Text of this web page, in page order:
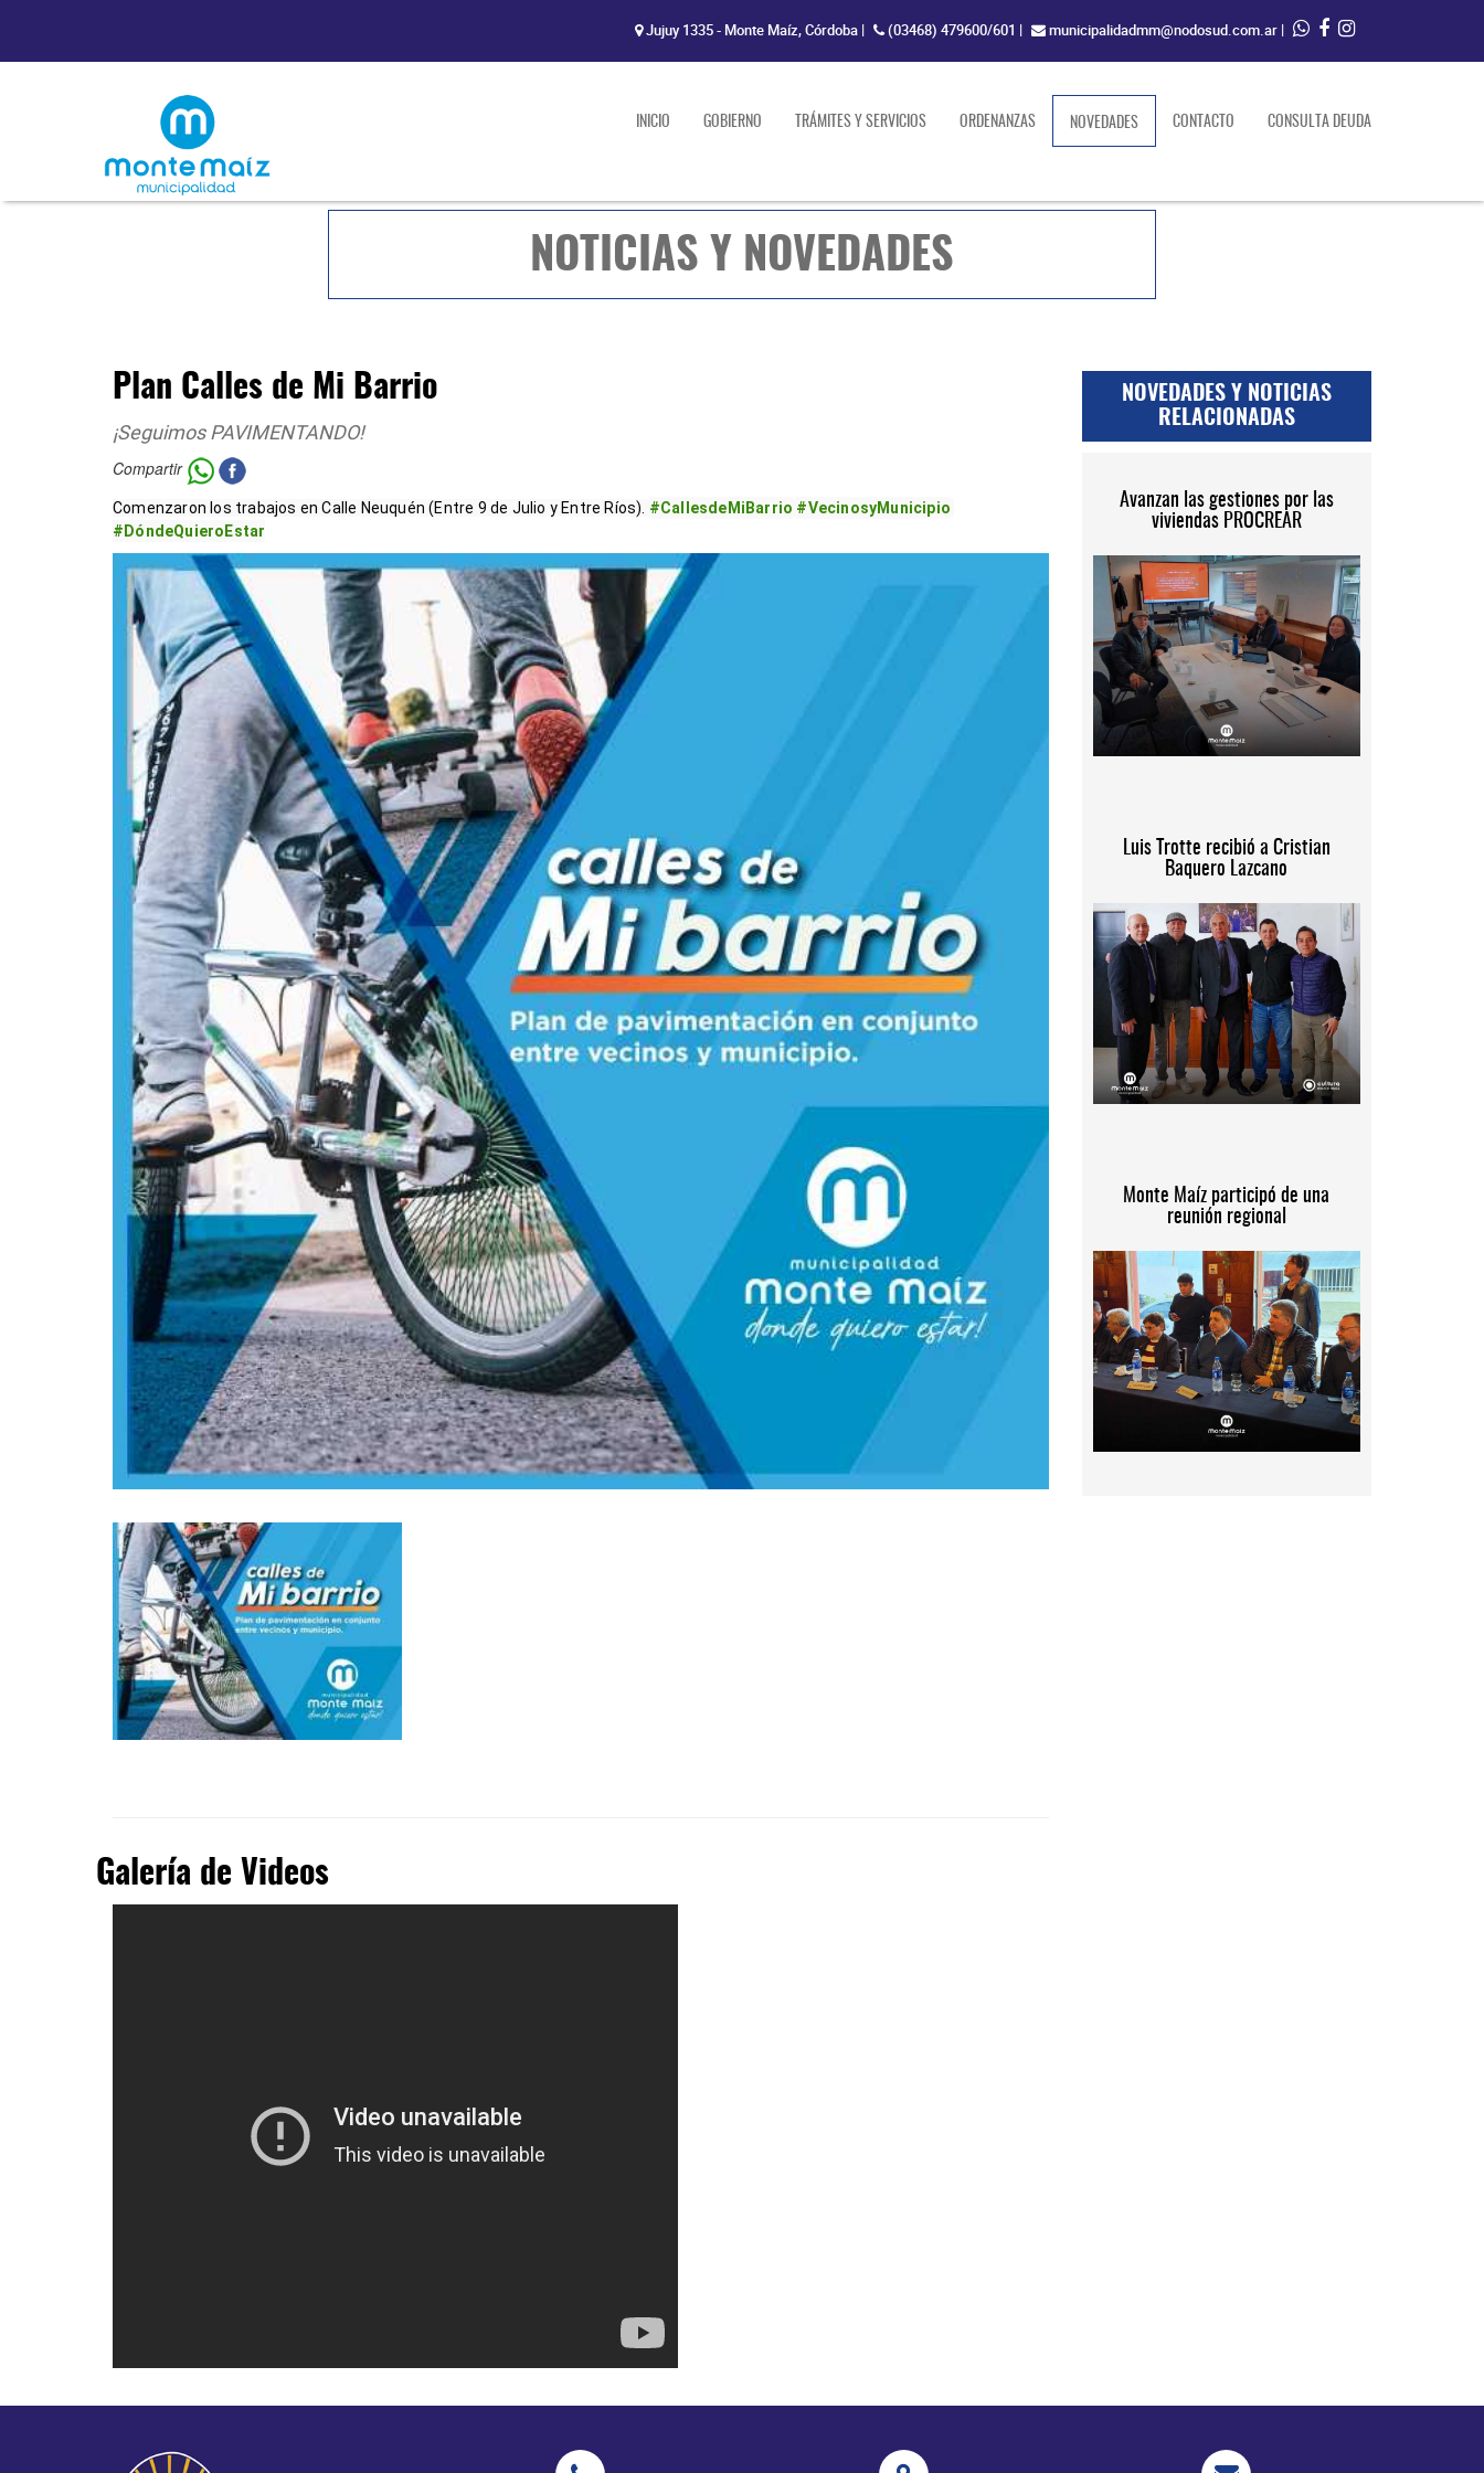
Jujuy 1335 - Monte Maíz, Córdoba | (03468) 479600/601 | municipalidadmm@nodosud.com.ar |
INICIO GOBIERNO TRÁMITES Y SERVICIOS ORDENANZAS NOVEDADES(current)CONTACTO CONSULTA DEUDA
NOTICIAS Y NOVEDADES
Plan Calles de Mi Barrio
¡Seguimos PAVIMENTANDO!
Compartir
Comenzaron los trabajos en Calle Neuquén (Entre 9 de Julio y Entre Ríos). #CallesdeMiBarrio #VecinosyMunicipio
#DóndeQuieroEstar
Galería de Videos
NOVEDADES Y NOTICIAS
RELACIONADAS
Avanzan las gestiones por las
viviendas PROCREAR
Luis Trotte recibió a Cristian
Baquero Lazcano
Monte Maíz participó de una
reunión regional